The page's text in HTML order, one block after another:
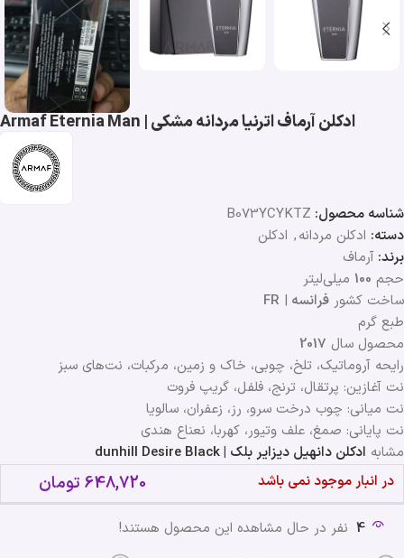
ادکلن آرماف اترنیا مردانه مشکی | Armaf Eternia Man
شناسه محصول: B073YCYKTZ
دسته: ادکلن مردانه, ادکلن
برند: آرماف
حجم 100 میلی‌لیتر
ساخت کشور فرانسه |
FR
طبع گرم
محصول سال 2017
رایحه آروماتیک، تلخ، چوبی، خاک و زمین، مرکبات، نت‌های سبز
نت آغازین: پرتقال، ترنج، فلفل، گریپ فروت
نت میانی: چوب درخت سرو، رز، زعفران، سالویا
نت پایانی: صمغ، علف وتیور، کهربا، نعناع هندی
مشابه ادکلن دانهیل دیزایر بلک | dunhill Desire Black
در انبار موجود نمی باشد
648,720 تومان
4 نفر در حال مشاهده این محصول هستند!